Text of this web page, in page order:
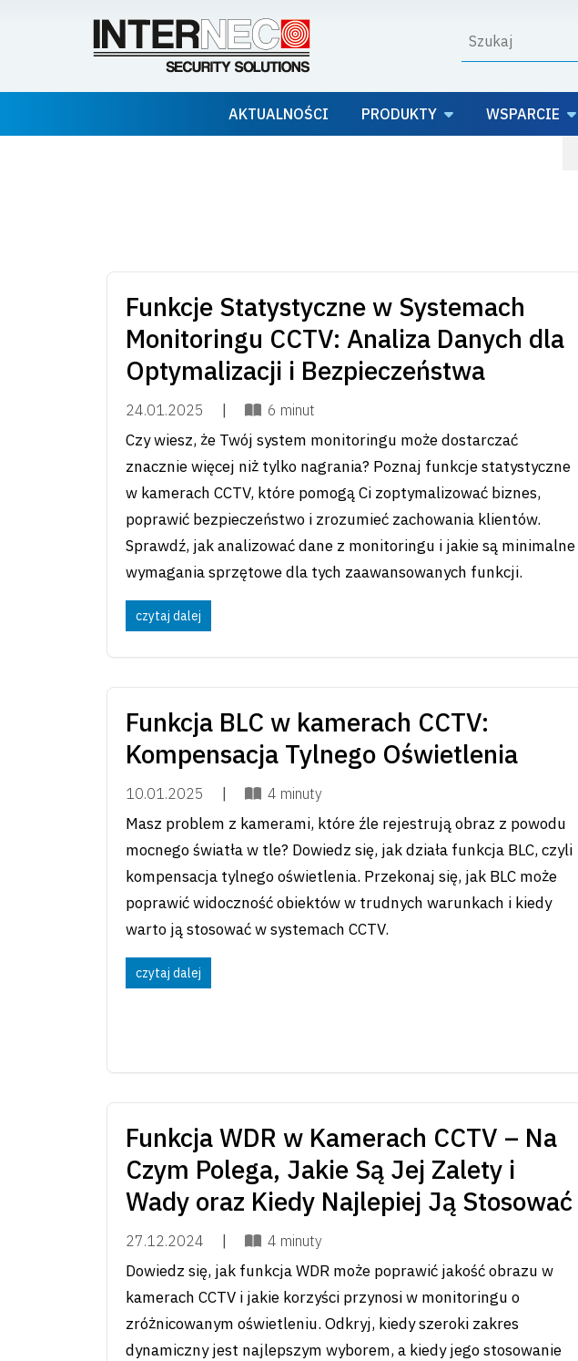
AKTUALNOŚCI PRODUKTY WSPARCIE
Funkcje Statystyczne w Systemach
Monitoringu CCTV: Analiza Danych dla
Optymalizacji i Bezpieczeństwa
24.01.2025 6 minut
Czy wiesz, że Twój system monitoringu może dostarczać
znacznie więcej niż tylko nagrania? Poznaj funkcje statystyczne
w kamerach CCTV, które pomogą Ci zoptymalizować biznes,
poprawić bezpieczeństwo i zrozumieć zachowania klientów.
Sprawdź, jak analizować dane z monitoringu i jakie są minimalne
wymagania sprzętowe dla tych zaawansowanych funkcji.
czytaj dalej
Funkcja BLC w kamerach CCTV:
Kompensacja Tylnego Oświetlenia
10.01.2025 4 minuty
Masz problem z kamerami, które źle rejestrują obraz z powodu
mocnego światła w tle? Dowiedz się, jak działa funkcja BLC, czyli
kompensacja tylnego oświetlenia. Przekonaj się, jak BLC może
poprawić widoczność obiektów w trudnych warunkach i kiedy
warto ją stosować w systemach CCTV.
czytaj dalej
Funkcja WDR w Kamerach CCTV – Na
Czym Polega, Jakie Są Jej Zalety i
Wady oraz Kiedy Najlepiej Ją Stosować
27.12.2024 4 minuty
Dowiedz się, jak funkcja WDR może poprawić jakość obrazu w
kamerach CCTV i jakie korzyści przynosi w monitoringu o
zróżnicowanym oświetleniu. Odkryj, kiedy szeroki zakres
dynamiczny jest najlepszym wyborem, a kiedy jego stosowanie